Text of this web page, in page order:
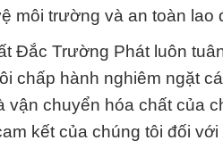
môi trường và an toàn lao
Đắc Trường Phát luôn
chấp hành nghiêm ngặt
vận chuyển hóa chất của
kết của chúng tôi đối